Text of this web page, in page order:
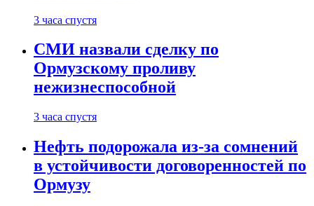
3 часа спустя
СМИ назвали сделку по
Ормузскому проливу
нежизнеспособной
3 часа спустя
Нефть подорожала из-за сомнений
в устойчивости договоренностей по
Ормузу